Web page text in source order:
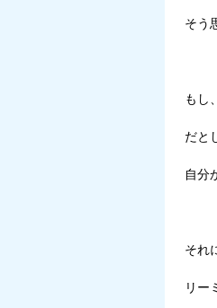
そう
もし
だと
自分
それ
リー